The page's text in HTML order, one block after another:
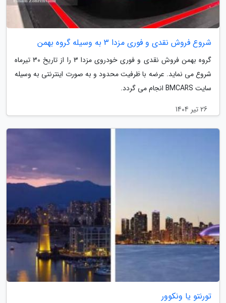
شروع فروش نقدی و فوری مزدا 3 به وسیله گروه بهمن
گروه بهمن فروش نقدی و فوری خودروی مزدا 3 را از تاریخ 30 تیرماه
شروع می نماید. عرضه با ظرفیت محدود و به صورت اینترنتی به وسیله
سایت BMCARS انجام می گردد.
26 تیر 1404
تورنتو یا ونکوور